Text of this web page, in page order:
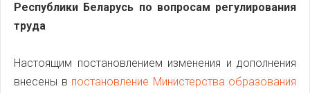
Республики Беларусь по вопросам регулирования
труда
Настоящим постановлением изменения и дополнения
внесены в постановление Министерства образования